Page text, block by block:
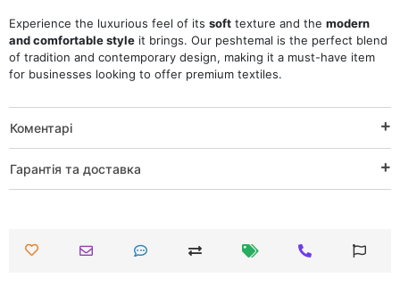
Experience the luxurious feel of its soft texture and the modern
and comfortable style it brings. Our peshtemal is the perfect blend
of tradition and contemporary design, making it a must-have item
for businesses looking to offer premium textiles.
Коментарі
Гарантія та доставка